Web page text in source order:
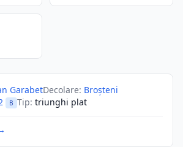
GarabetDecolare: Broșteni
B Tip: triunghi plat